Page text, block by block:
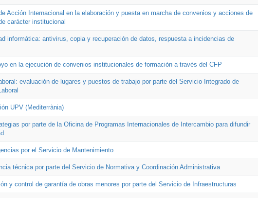
Acción Internacional en la elaboración y puesta en marcha de convenios y acciones de
carácter institucional
informática: antivirus, copia y recuperación de datos, respuesta a incidencias de
en la ejecución de convenios institucionales de formación a través del CFP
evaluación de lugares y puestos de trabajo por parte del Servicio Integrado de
UPV (Mediterrània)
por parte de la Oficina de Programas Internacionales de Intercambio para difundir
por el Servicio de Mantenimiento
técnica por parte del Servicio de Normativa y Coordinación Administrativa
y control de garantía de obras menores por parte del Servicio de Infraestructuras